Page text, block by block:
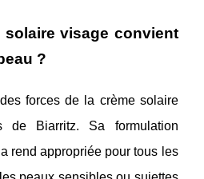
solaire visage convient
?
forces de la crème solaire
de Biarritz. Sa formulation
rend appropriée pour tous les